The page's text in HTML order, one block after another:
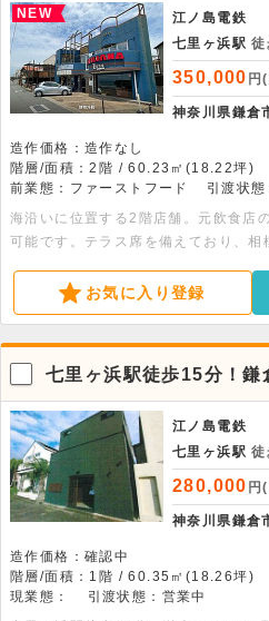
NEW
江ノ島電鉄
七里ヶ浜駅 徒
350,000 円
神奈川県鎌倉
造作価格：造作なし
階層/面積：2階 / 60.23㎡(18.22坪)
前業態：ファーストフード
引渡状
海沿いに位置する2階店舗。元飲食店
可能です。テラス席を備えており、
ストラン・バーなど湘南エリアの雰
す。特にインバウンド客が多く、海
お気に入り登録
七里ヶ浜駅徒歩15分！鎌
江ノ島電鉄
七里ヶ浜駅 徒
280,000 円
神奈川県鎌倉
造作価格：確認中
階層/面積：1階 / 60.35㎡(18.26坪)
現業態：
引渡状態：営業中